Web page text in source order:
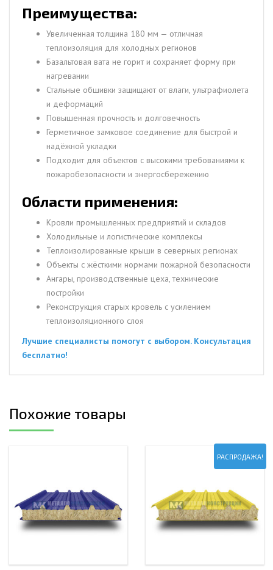
Преимущества:
Увеличенная толщина 180 мм — отличная
теплоизоляция для холодных регионов
Базальтовая вата не горит и сохраняет форму при
нагревании
Стальные обшивки защищают от влаги, ультрафиолета
и деформаций
Повышенная прочность и долговечность
Герметичное замковое соединение для быстрой и
надёжной укладки
Подходит для объектов с высокими требованиями к
пожаробезопасности и энергосбережению
Области применения:
Кровли промышленных предприятий и складов
Холодильные и логистические комплексы
Теплоизолированные крыши в северных регионах
Объекты с жёсткими нормами пожарной безопасности
Ангары, производственные цеха, технические
постройки
Реконструкция старых кровель с усилением
теплоизоляционного слоя
Лучшие специалисты помогут с выбором. Консультация
бесплатно!
Похожие товары
РАСПРОДАЖА!